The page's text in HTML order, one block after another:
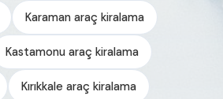
Karaman araç kiralama
Kastamonu araç kiralama
Kırıkkale araç kiralama